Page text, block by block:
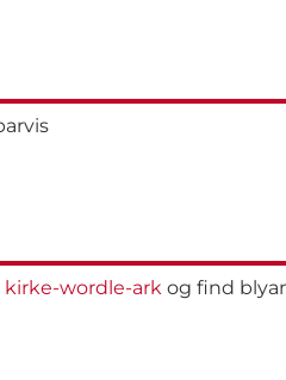
kirke-wordle-ark og find